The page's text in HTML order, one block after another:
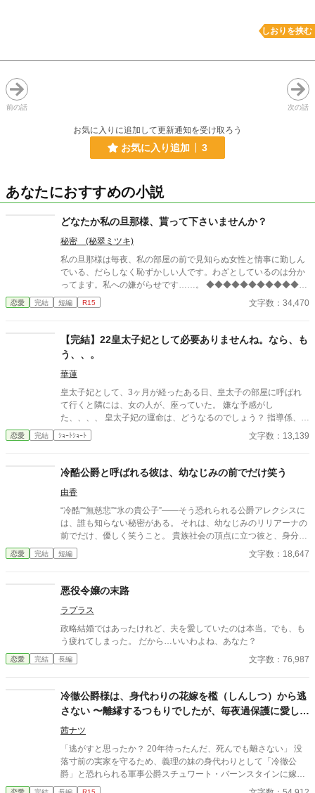
しおりを挟む
前の話 次の話
お気に入りに追加して更新通知を受け取ろう
お気に入り追加 3
あなたにおすすめの小説
どなたか私の旦那様、貰って下さいませんか？
秘密 (秘翠ミツキ)
私の旦那様は毎夜、私の部屋の前で見知らぬ女性と情事に勤しん
でいる、だらしなく恥ずかしい人です。わざとしているのは分か
ってます。私への嫌がらせです……。 ◆◆◆◆◆◆◆◆◆◆◆◆
◆◆◆◆◆◆◆◆◆◆◆ 政略結婚で、離縁出来ないけど離縁した
い。 無類の女好きの従兄の侯爵令息フェルナンドと伯爵令嬢のロ
彼。政略結婚故、愛妾を作るなとは思わないが、せめて本邸に連
れ込むのはやめて欲しい……気分が悪い。 彼は所謂美青年で、若
くして騎士団副長であり兎に角モテる。結婚してもそれは変わら
ず……。 ロゼッタが夜会に出れば見知らぬ女から「今直ぐフェル
ナンド様と別れて‼︎」とワインをかけられ、ただ立っているだけな
のに女性達からは終始凄い形相で睨まれる。 居た堪れなくなり、
広間の外へ逃げれば元凶の彼が見知らぬ女とお楽しみ中……。 こ
んな旦那様、いりません！ 誰か、私の旦那様を貰って下さ
い……。
恋愛 完結 短編 R15 文字数：34,470
【完結】22皇太子妃として必要ありませんね。なら、も
う、、。
華蓮
皇太子妃として、3ヶ月が経ったある日、皇太子の部屋に呼ばれ
て行くと隣には、女の人が、座っていた。 嫌な予感がし
た、、、、 皇太子妃の運命は、どうなるのでしょう？ 指導係、教
育係編Part1
恋愛 完結 ｼｮｰﾄｼｮｰﾄ 文字数：13,139
冷酷公爵と呼ばれる彼は、幼なじみの前でだけ笑う
由香
“冷酷”“無慈悲”“氷の貴公子”――そう恐れられる公爵アレクシスに
は、誰も知らない秘密がある。 それは、幼なじみのリリアーナの
前でだけ、優しく笑うこと。 貴族社会の頂点に立つ彼と、身分の
低い彼女。 決して交わらないはずの二人なのに、彼は彼女を守
り、触れ、独占しようとする。 「俺が笑うのは、お前の前だけ
係は周囲を巻き込み、彼の“冷酷”と呼ばれる理由、そして彼女へ
た一人にだけ溺れる物語。
恋愛 完結 短編 文字数：18,647
悪役令嬢の末路
ラプラス
政略結婚ではあったけれど、夫を愛していたのは本当。でも、も
う疲れてしまった。 だから…いいわよね、あなた？
恋愛 完結 長編 文字数：76,987
冷徹公爵様は、身代わりの花嫁を檻（しんしつ）から逃
さない 〜離縁するつもりでしたが、毎夜過保護に愛し抜
かれています〜
茜ナツ
「逃がすと思ったか？ 20年待ったんだ、死んでも離さない」 没
落寸前の実家を守るため、義理の妹の身代わりとして「冷徹公
爵」と恐れられる軍事公爵スチュワート・バーンスタインに嫁ぐ
ことになったリリアーナ。 結婚初夜、彼から冷ややかに告げられ